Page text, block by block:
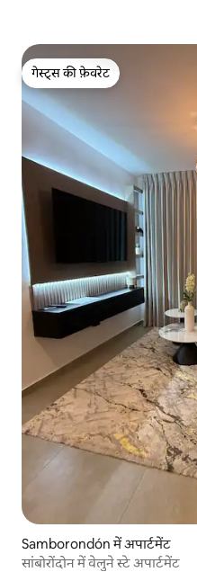
गेस्ट्स की फ़ेवरेट
गेस्ट्स की फ़ेवरेट
Samborondón में अपार्टमेंट
सांबोरोंदोन में वेलुने स्टे अपार्टमेंट